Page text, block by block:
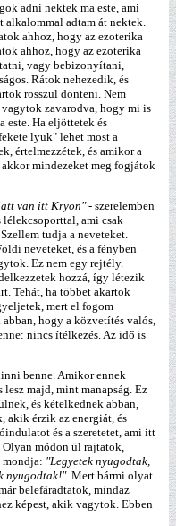
adni nektek ma este, ami
alkalommal adtam át nektek.
ahhoz, hogy az ezoterika
ahhoz, hogy az ezoterika
vagy bebizonyítani,
Rátok nehezedik, és
rosszul dönteni. Nem
zavarodva, hogy mi is
este. Ha eljöttetek és
lyuk" lehet most a
értelmezzétek, és amikor a
mindezeket meg fogjátok
van itt Kryon"- szerelemben
lélekcsoporttal, ami csak
tudja a neveteket.
neveteket, és a fényben
Ez nem egy rejtély.
hozzá, így létezik
Tehát, ha többet akartok
mert el fogom
hogy a közvetítés valós,
nincs ítélkezés. Az idő is
benne. Amikor ennek
majd, mint manapság. Ez
és kételkednek abban,
akik érzik az energiát, és
és a szeretetet, ami itt
Olyan módon ül rajtatok,
mondja: "Legyetek nyugodtak,
nyugodtak!". Mert bármi olyat
belefáradtatok, mindaz
képest, akik vagytok. Ebben